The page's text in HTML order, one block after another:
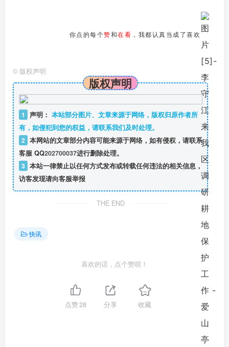
你点的每个赞和在看 ，我都认真当成了喜欢
© 版权声明
版权声明
1 声明： 本站部分图片、文章来源于网络，版权归原作者所
有，如侵犯到您的权益，请联系我们及时处理。
2 本网站的文章部分内容可能来源于网络，如有侵权，请联系
客服 QQ202700037进行删除处理。
3 本站一律禁止以任何方式发布或转载任何违法的相关信息，
访客发现请向客服举报
THE END
快讯
喜欢的话，点个赞呗！
点赞28 分享 收藏